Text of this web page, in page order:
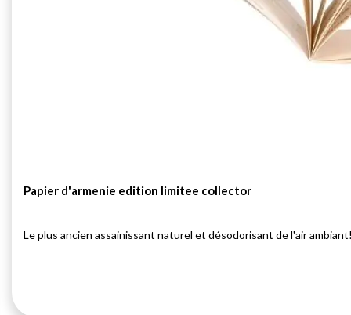
Papier d'armenie edition limitee collector
Le plus ancien assainissant naturel et désodorisant de l'air